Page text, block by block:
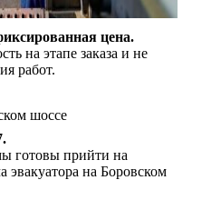
цена.
на этапе заказа и не
работ.
готовы прийти на
на Боровском